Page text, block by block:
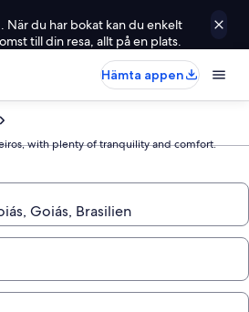
När du har bokat kan du enkelt
till din resa, allt på en plats.
Hämta appen
with plenty of tranquility and comfort.